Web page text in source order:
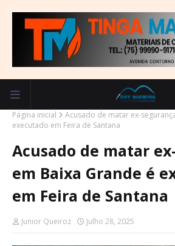
Página inicial
Acusado de matar ex-
executado em Feira de Santana
Acusado de matar
em Baixa Grande é
em Feira de Santana
Junior Queiroz Julho 28, 2025